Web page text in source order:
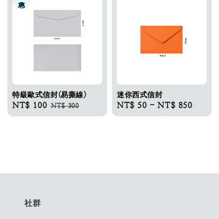
特級歐式信封(易撕線)
Sale
price
NT$ 100 Regular
price
NT$ 300
迷你西式信封
Regular
price
NT$ 50 -NT$ 850
社群